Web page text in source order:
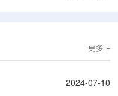
更多 +
2024-07-10